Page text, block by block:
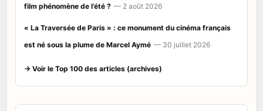
film phénomène de l’été ? — 2 août 2026
« La Traversée de Paris » : ce monument du cinéma français
est né sous la plume de Marcel Aymé — 30 juillet 2026
→ Voir le Top 100 des articles (archives)